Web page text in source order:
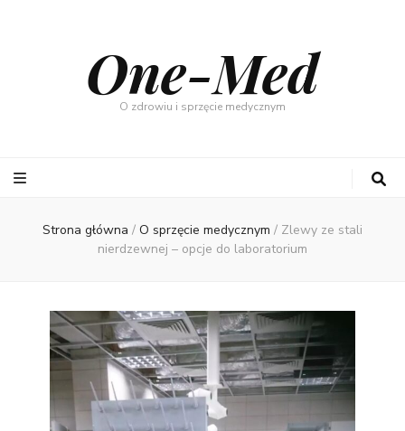
One-Med
O zdrowiu i sprzęcie medycznym
Strona główna / O sprzęcie medycznym / Zlewy ze stali
nierdzewnej – opcje do laboratorium